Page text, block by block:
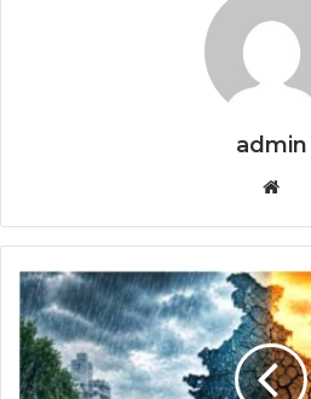
admin